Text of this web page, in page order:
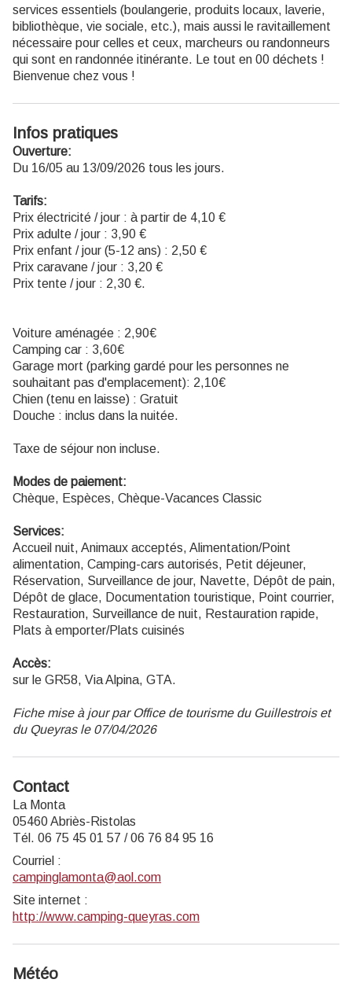
services essentiels (boulangerie, produits locaux, laverie,
bibliothèque, vie sociale, etc.), mais aussi le ravitaillement
nécessaire pour celles et ceux, marcheurs ou randonneurs
qui sont en randonnée itinérante. Le tout en 00 déchets !
Bienvenue chez vous !
Infos pratiques
Ouverture:
Du 16/05 au 13/09/2026 tous les jours.
Tarifs:
Prix électricité / jour : à partir de 4,10 €
Prix adulte / jour : 3,90 €
Prix enfant / jour (5-12 ans) : 2,50 €
Prix caravane / jour : 3,20 €
Prix tente / jour : 2,30 €.
Voiture aménagée : 2,90€
Camping car : 3,60€
Garage mort (parking gardé pour les personnes ne
souhaitant pas d'emplacement): 2,10€
Chien (tenu en laisse) : Gratuit
Douche : inclus dans la nuitée.
Taxe de séjour non incluse.
Modes de paiement:
Chèque, Espèces, Chèque-Vacances Classic
Services:
Accueil nuit, Animaux acceptés, Alimentation/Point
alimentation, Camping-cars autorisés, Petit déjeuner,
Réservation, Surveillance de jour, Navette, Dépôt de pain,
Dépôt de glace, Documentation touristique, Point courrier,
Restauration, Surveillance de nuit, Restauration rapide,
Plats à emporter/Plats cuisinés
Accès:
sur le GR58, Via Alpina, GTA.
Fiche mise à jour par Office de tourisme du Guillestrois et
du Queyras le 07/04/2026
Contact
La Monta
05460 Abriès-Ristolas
Tél. 06 75 45 01 57 / 06 76 84 95 16
Courriel :
campinglamonta@aol.com
Site internet :
http://www.camping-queyras.com
Météo